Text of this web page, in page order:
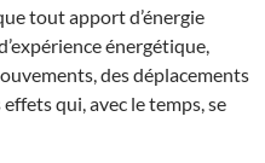
tout apport d’énergie
énergétique,
des déplacements
qui, avec le temps, se